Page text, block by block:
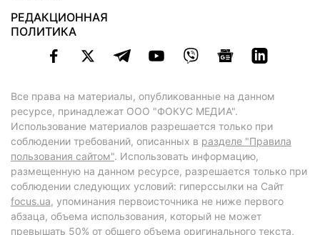
РЕДАКЦИОННАЯ
ПОЛИТИКА
Все права на материалы, опубликованные на данном
ресурсе, принадлежат ООО "ФОКУС МЕДИА".
Использование материалов разрешается только при
соблюдении требований, описанных в разделе "Правила
пользования сайтом". Использовать информацию,
размещенную на данном ресурсе, разрешается только при
соблюдении следующих условий: гиперссылки на Сайт
focus.ua, упоминания первоисточника не ниже первого
абзаца, объема использования, который не может
превышать 50% от общего объема оригинального текста,